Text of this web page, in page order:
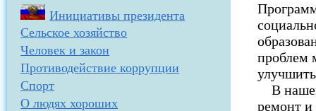
Инициативы президента
Сельское хозяйство
Человек и закон
Противодействие коррупции
Спорт
О людях хороших
проблем
В нашем
ремонт и